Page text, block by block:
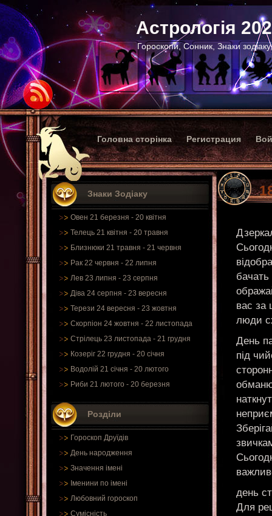
Астрологія
Гороскопи, Сонник, Знаки
Головна сторінка Регистрация
Знаки Зодіаку
Овен 21 березня - 20 квітня
Телець 21 квітня - 20 травня
Близнюки 21 травня - 21 червня
Рак 22 червня - 22 липня
Лев 23 липня - 23 серпня
Діва 24 серпня - 23 вересня
Терези 24 вересня - 23 жовтня
Скорпіон 24 жовтня - 22 листопада
Стрілець 23 листопада - 21 грудня
Козеріг 22 грудня - 20 січня
Водолій 21 січня - 20 лютого
Риби 21 лютого - 20 березня
Розділи
Гороскоп Друїдів
День народження
Значення імені
Іменини по імені
Любовний гороскоп
Сумісність
вас за
люди
День
під
день
Для